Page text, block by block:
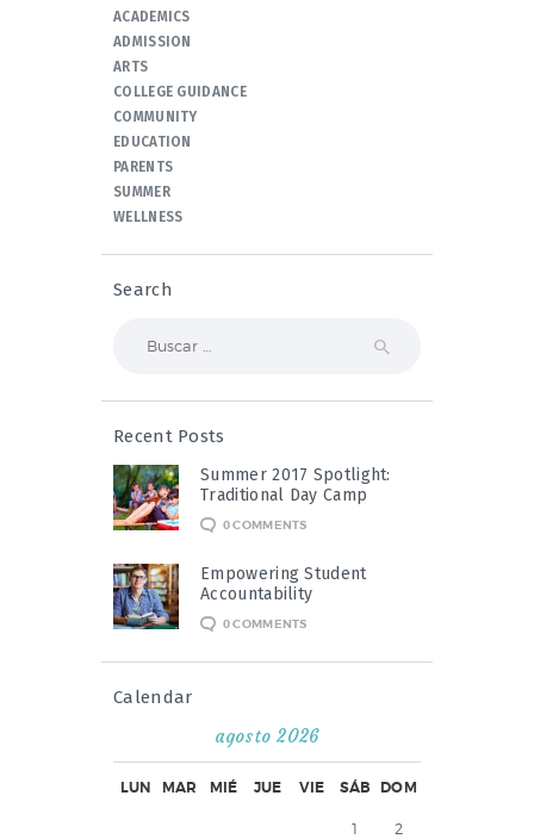
ACADEMICS
ADMISSION
ARTS
COLLEGE GUIDANCE
COMMUNITY
EDUCATION
PARENTS
SUMMER
WELLNESS
Search
Recent Posts
Summer 2017 Spotlight:
Traditional Day Camp
0COMMENTS
Empowering Student
Accountability
0COMMENTS
Calendar
agosto 2026
LUN MAR MIÉ JUE VIE SÁB DOM
1
2